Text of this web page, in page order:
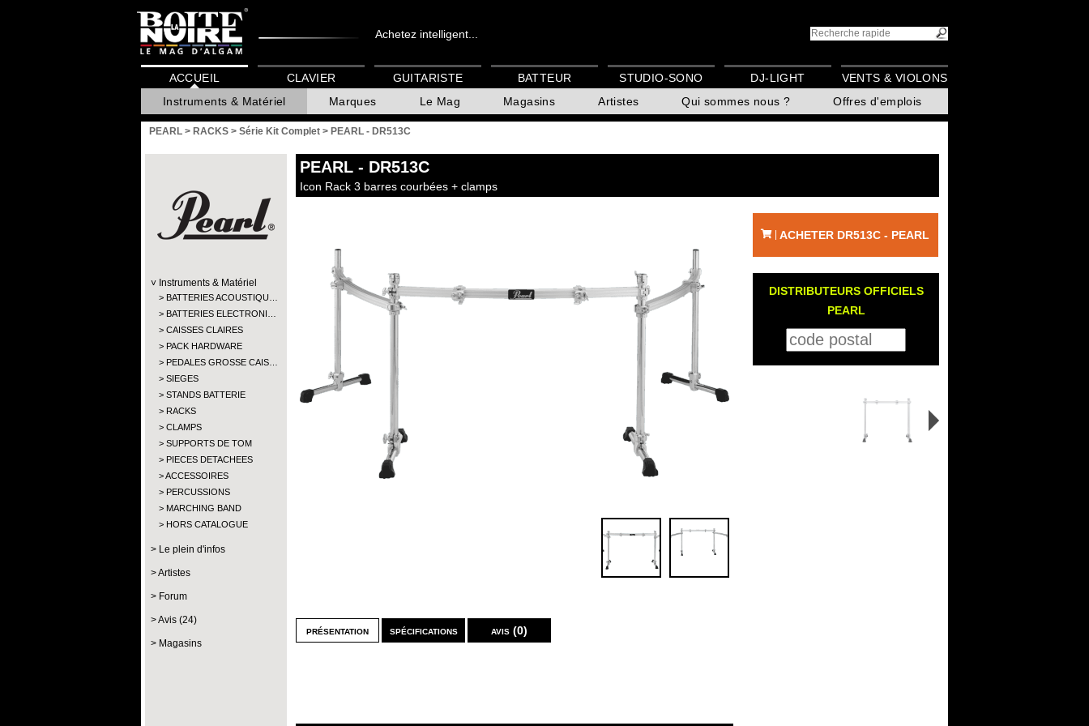
Achetez intelligent...
ACCUEIL
Instruments & Matériel
Marques Le Mag Magasins Artistes Qui sommes nous ? Offres d'emplois
CLAVIER GUITARISTE BATTEUR STUDIO-SONO DJ-LIGHT VENTS & VIOLONS
PEARL > RACKS > Série Kit Complet > PEARL - DR513C
Instruments & Matériel
BATTERIES ACOUSTIQU…
BATTERIES ELECTRONI…
CAISSES CLAIRES
PACK HARDWARE
PEDALES GROSSE CAIS…
SIEGES
STANDS BATTERIE
RACKS
CLAMPS
SUPPORTS DE TOM
PIECES DETACHEES
ACCESSOIRES
PERCUSSIONS
MARCHING BAND
HORS CATALOGUE
Le plein d'infos
Artistes
Forum
Avis (24)
Magasins
PEARL - DR513C
Icon Rack 3 barres courbées + clamps
présentation spécifications avis (0)
ACHETER DR513C - PEARL
DISTRIBUTEURS OFFICIELS
PEARL